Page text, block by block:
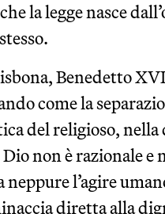
la legge nasce
Benedetto
come la
del religioso, nella
non è razionale e
l’agire
diretta alla